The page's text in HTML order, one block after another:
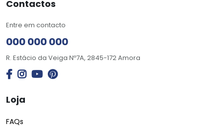
Contactos
Entre em contacto
000 000 000
R. Estácio da Veiga Nº7A, 2845-172 Amora
Loja
FAQs